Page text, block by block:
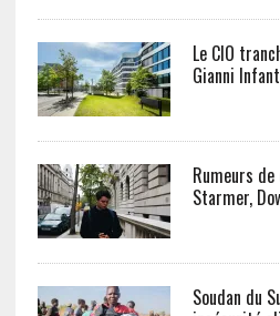
Le CIO
Gianni
Rumeurs
Starmer,
Soudan du